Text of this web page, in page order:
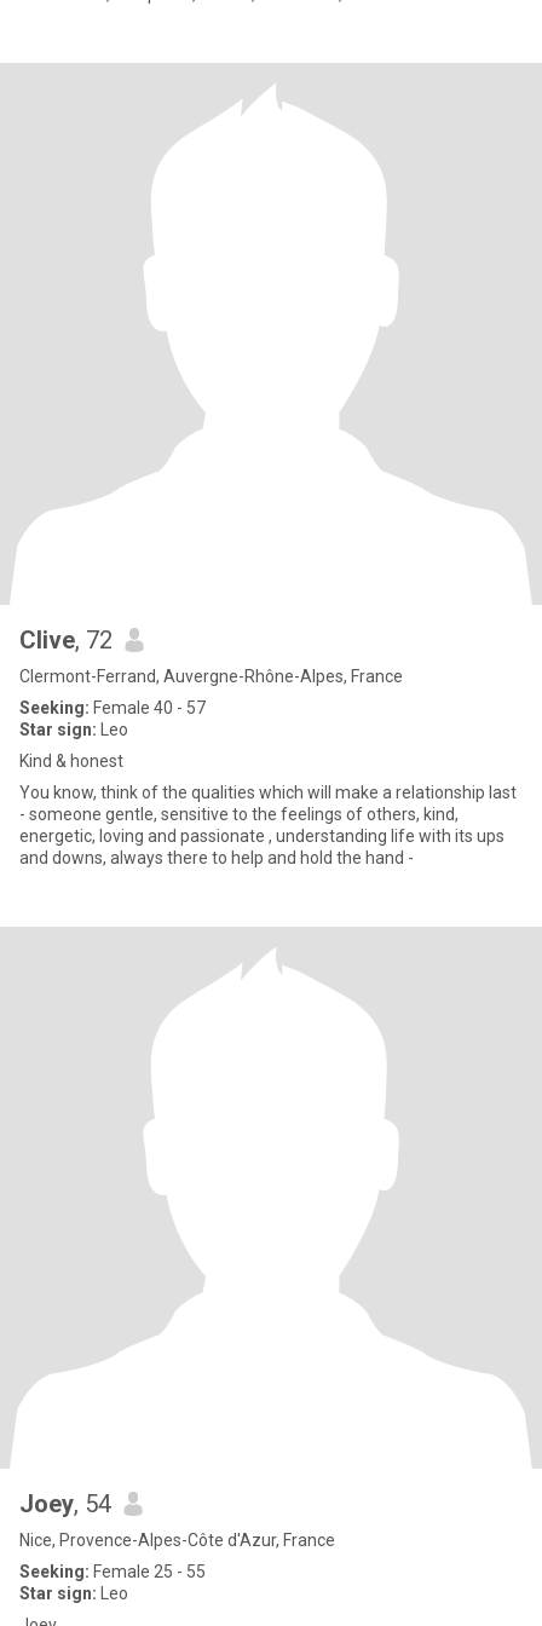
Clive, 72
Clermont-Ferrand, Auvergne-Rhône-Alpes, France
Seeking: Female 40 - 57
Star sign: Leo
Kind & honest
You know, think of the qualities which will make a relationship last
- someone gentle, sensitive to the feelings of others, kind,
energetic, loving and passionate , understanding life with its ups
and downs, always there to help and hold the hand -
Joey, 54
Nice, Provence-Alpes-Côte d'Azur, France
Seeking: Female 25 - 55
Star sign: Leo